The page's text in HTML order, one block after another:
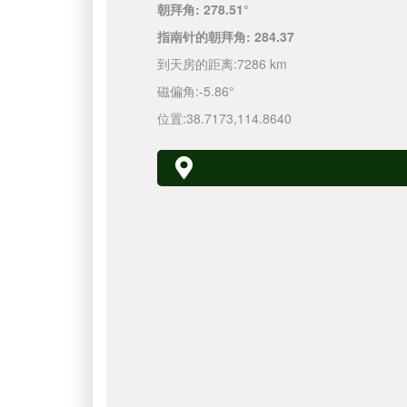
朝拜角: 278.51°
指南针的朝拜角: 284.37
到天房的距离:7286 km
磁偏角:-5.86°
位置:38.7173,114.8640